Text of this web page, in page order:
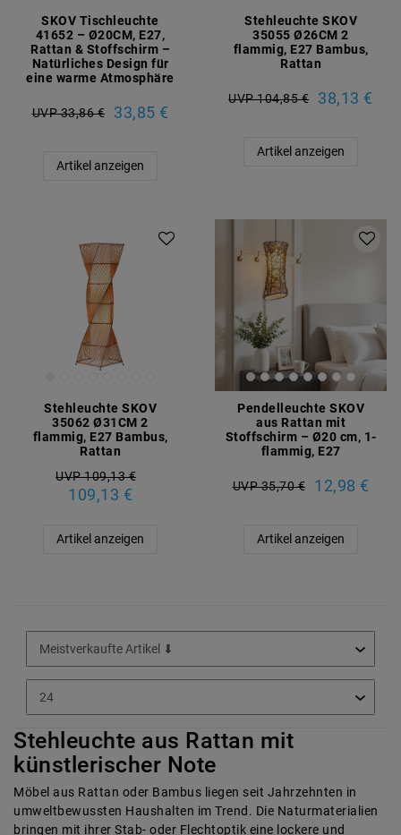
SKOV Tischleuchte
41652 – Ø20CM, E27,
Rattan & Stoffschirm –
Natürliches Design für
eine warme Atmosphäre
UVP 33,86 € 33,85 €
Artikel anzeigen
Stehleuchte SKOV
35055 Ø26CM 2
flammig, E27 Bambus,
Rattan
UVP 104,85 € 38,13 €
Artikel anzeigen
Stehleuchte SKOV
35062 Ø31CM 2
flammig, E27 Bambus,
Rattan
UVP 109,13 €
109,13 €
Artikel anzeigen
Pendelleuchte SKOV
aus Rattan mit
Stoffschirm – Ø20 cm, 1-
flammig, E27
UVP 35,70 € 12,98 €
Artikel anzeigen
Stehleuchte aus Rattan mit
künstlerischer Note
Möbel aus Rattan oder Bambus liegen seit Jahrzehnten in
umweltbewussten Haushalten im Trend. Die Naturmaterialien
bringen mit ihrer Stab- oder Flechtoptik eine lockere und